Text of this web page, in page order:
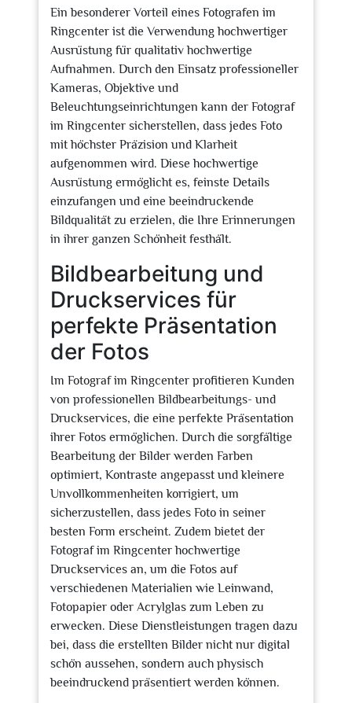
Ein besonderer Vorteil eines Fotografen im
Ringcenter ist die Verwendung hochwertiger
Ausrüstung für qualitativ hochwertige
Aufnahmen. Durch den Einsatz professioneller
Kameras, Objektive und
Beleuchtungseinrichtungen kann der Fotograf
im Ringcenter sicherstellen, dass jedes Foto
mit höchster Präzision und Klarheit
aufgenommen wird. Diese hochwertige
Ausrüstung ermöglicht es, feinste Details
einzufangen und eine beeindruckende
Bildqualität zu erzielen, die Ihre Erinnerungen
in ihrer ganzen Schönheit festhält.
Bildbearbeitung und
Druckservices für
perfekte Präsentation
der Fotos
Im Fotograf im Ringcenter profitieren Kunden
von professionellen Bildbearbeitungs- und
Druckservices, die eine perfekte Präsentation
ihrer Fotos ermöglichen. Durch die sorgfältige
Bearbeitung der Bilder werden Farben
optimiert, Kontraste angepasst und kleinere
Unvollkommenheiten korrigiert, um
sicherzustellen, dass jedes Foto in seiner
besten Form erscheint. Zudem bietet der
Fotograf im Ringcenter hochwertige
Druckservices an, um die Fotos auf
verschiedenen Materialien wie Leinwand,
Fotopapier oder Acrylglas zum Leben zu
erwecken. Diese Dienstleistungen tragen dazu
bei, dass die erstellten Bilder nicht nur digital
schön aussehen, sondern auch physisch
beeindruckend präsentiert werden können.